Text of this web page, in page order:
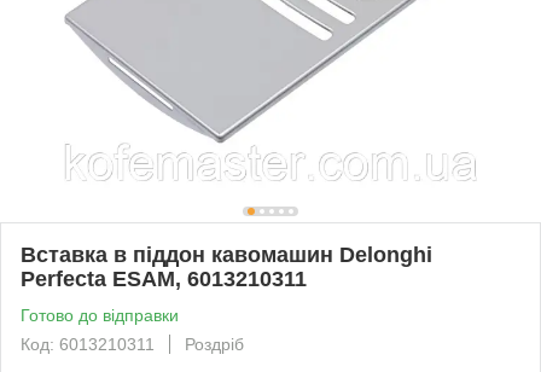
Вставка в піддон кавомашин Delonghi
Perfecta ESAM, 6013210311
Готово до відправки
Код: 6013210311
Роздріб